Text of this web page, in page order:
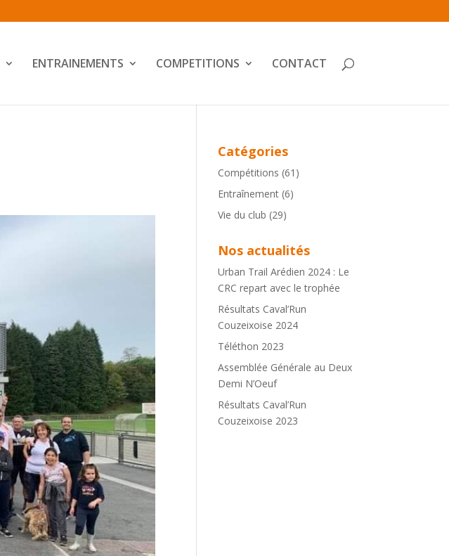
ENTRAINEMENTS COMPETITIONS CONTACT
Catégories
Compétitions (61)
Entraînement (6)
Vie du club (29)
Nos actualités
Urban Trail Arédien 2024 : Le
CRC repart avec le trophée
Résultats Caval’Run
Couzeixoise 2024
Téléthon 2023
Assemblée Générale au Deux
Demi N’Oeuf
Résultats Caval’Run
Couzeixoise 2023